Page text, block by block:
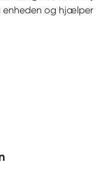
enheden og hjælper